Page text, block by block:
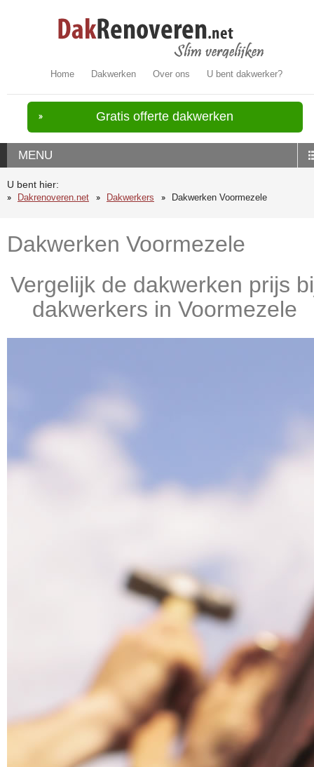
Home Dakwerken Over ons U bent dakwerker?
Gratis offerte dakwerken
MENU
U bent hier:
Dakrenoveren.net
Dakwerkers Dakwerken Voormezele
Dakwerken Voormezele
Vergelijk de dakwerken prijs
dakwerkers in Voormezele